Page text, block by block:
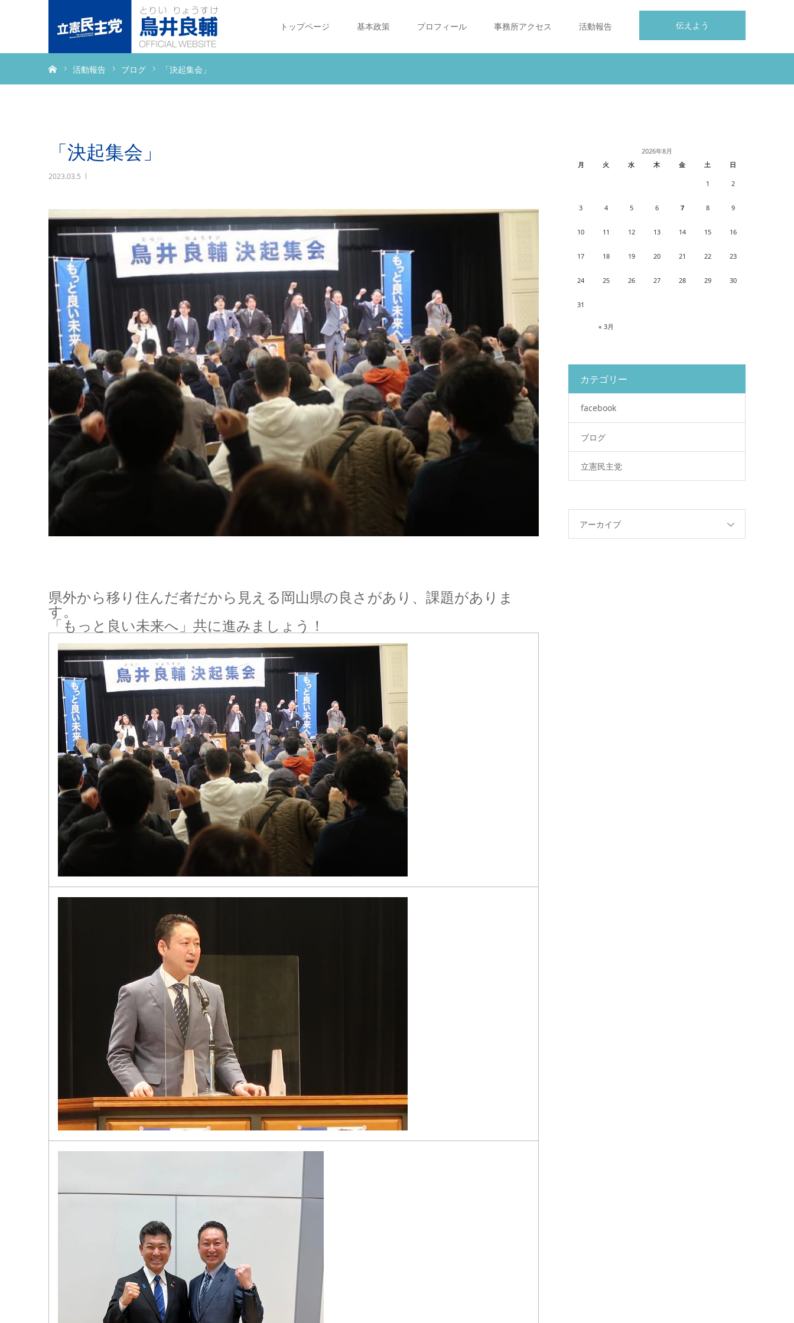
伝えよう
トップページ 基本政策 プロフィール 事務所アクセス 活動報告
活動報告 ブログ 「決起集会」
「決起集会」
2023.03.5
県外から移り住んだ者だから見える岡山県の良さがあり、課題がありま
す。
「もっと良い未来へ」共に進みましょう！
2026年8月
月
火 水 木 金 土 日
« 3月
1 2
3 4 5 6 7 8 9
10 11 12 13 14 15 16
17 18 19 20 21 22 23
24 25 26 27 28 29 30
31
カテゴリー
facebook
ブログ
立憲民主党
アーカイブ